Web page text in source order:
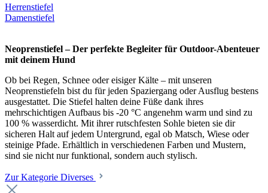
Herrenstiefel
Damenstiefel
Neoprenstiefel – Der perfekte Begleiter für Outdoor-Abenteuer
mit deinem Hund
Ob bei Regen, Schnee oder eisiger Kälte – mit unseren
Neoprenstiefeln bist du für jeden Spaziergang oder Ausflug bestens
ausgestattet. Die Stiefel halten deine Füße dank ihres
mehrschichtigen Aufbaus bis -20 °C angenehm warm und sind zu
100 % wasserdicht. Mit ihrer rutschfesten Sohle bieten sie dir
sicheren Halt auf jedem Untergrund, egal ob Matsch, Wiese oder
steinige Pfade. Erhältlich in verschiedenen Farben und Mustern,
sind sie nicht nur funktional, sondern auch stylisch.
Zur Kategorie Diverses